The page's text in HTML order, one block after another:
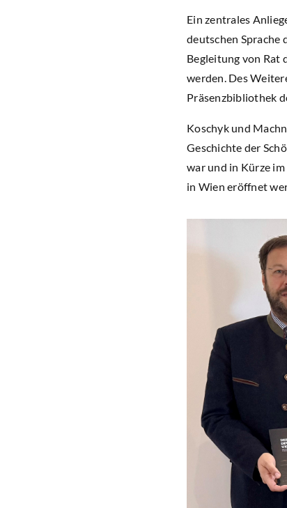
Ein zentrales
deutschen Sprache
Begleitung von Rat
werden. Des
Präsenzbibliothek
Koschyk und
Geschichte der
war und in Kürze
in Wien eröffnet